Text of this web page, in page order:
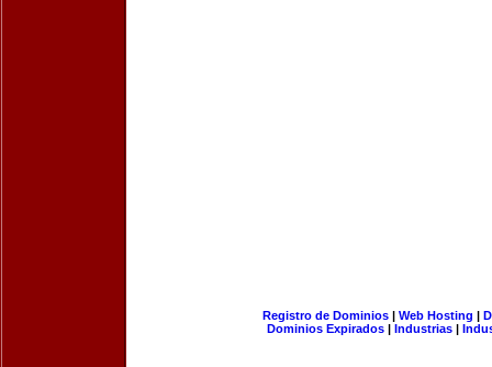
Registro de Dominios| Web Hosting |
Dominios Expirados | Industrias |